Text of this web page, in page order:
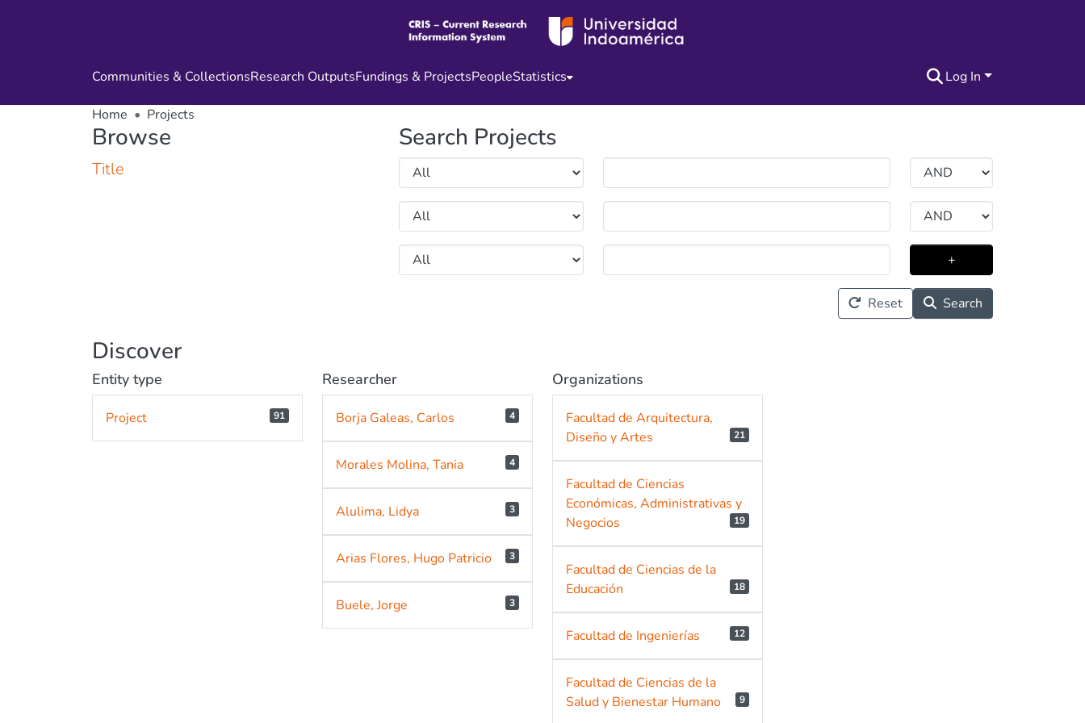
Communities & CollectionsResearch OutputsFundings & ProjectsPeopleStatistics Log In
Home Projects
Browse
Title
Search Projects
+
Reset Search
Discover
Entity type
Project 91
Researcher
Borja Galeas, Carlos 4
Morales Molina, Tania 4
Alulima, Lidya 3
Arias Flores, Hugo Patricio 3
Buele, Jorge 3
Organizations
Facultad de Arquitectura,
Diseño y Artes
21
Facultad de Ciencias
Económicas, Administrativas y
Negocios
19
Facultad de Ciencias de la
Educación
18
Facultad de Ingenierías 12
Facultad de Ciencias de la
Salud y Bienestar Humano
9